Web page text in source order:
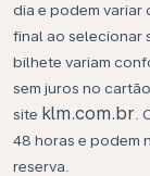
dia e podem
final ao selecionar
bilhete variam
sem juros no
site klm.com.br .
48 horas e podem
reserva.